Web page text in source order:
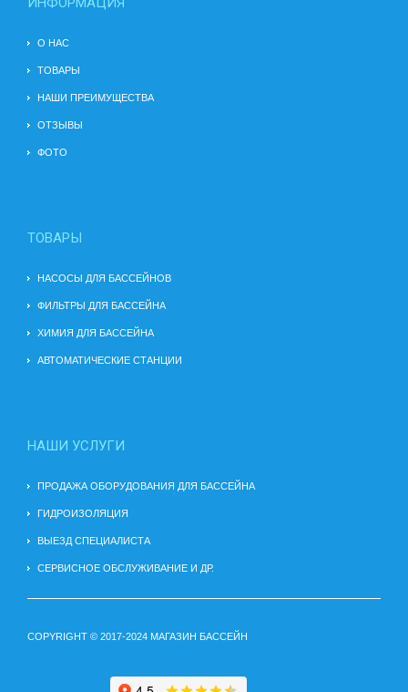
О НАС
ТОВАРЫ
НАШИ ПРЕИМУЩЕСТВА
ОТЗЫВЫ
ФОТО
ТОВАРЫ
НАСОСЫ ДЛЯ БАССЕЙНОВ
ФИЛЬТРЫ ДЛЯ БАССЕЙНА
ХИМИЯ ДЛЯ БАССЕЙНА
АВТОМАТИЧЕСКИЕ СТАНЦИИ
НАШИ УСЛУГИ
ПРОДАЖА ОБОРУДОВАНИЯ ДЛЯ БАССЕЙНА
ГИДРОИЗОЛЯЦИЯ
ВЫЕЗД СПЕЦИАЛИСТА
СЕРВИСНОЕ ОБСЛУЖИВАНИЕ И ДР.
COPYRIGHT © 2017-2024 МАГАЗИН БАССЕЙН